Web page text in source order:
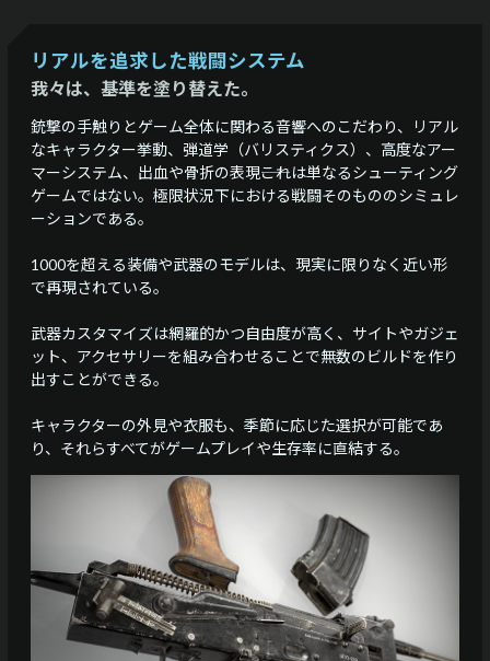
リアルを追求した戦闘システム
我々は、基準を塗り替えた。
銃撃の手触りとゲーム全体に関わる音響へのこだわり、リアル
なキャラクター挙動、弾道学（バリスティクス）、高度なアー
マーシステム、出血や骨折の表現――これは単なるシューティング
ゲームではない。極限状況下における戦闘そのもののシミュレ
ーションである。
1000を超える装備や武器のモデルは、現実に限りなく近い形
で再現されている。
武器カスタマイズは網羅的かつ自由度が高く、サイトやガジェ
ット、アクセサリーを組み合わせることで無数のビルドを作り
出すことができる。
キャラクターの外見や衣服も、季節に応じた選択が可能であ
り、それらすべてがゲームプレイや生存率に直結する。